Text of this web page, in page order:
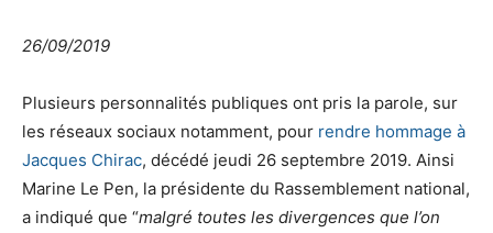
26/09/2019
Plusieurs personnalités publiques ont pris la parole, sur
les réseaux sociaux notamment, pour rendre hommage à
Jacques Chirac, décédé jeudi 26 septembre 2019. Ainsi
Marine Le Pen, la présidente du Rassemblement national,
a indiqué que “malgré toutes les divergences que l’on